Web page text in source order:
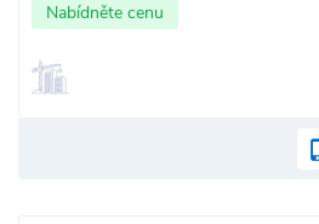
Nabídněte cenu